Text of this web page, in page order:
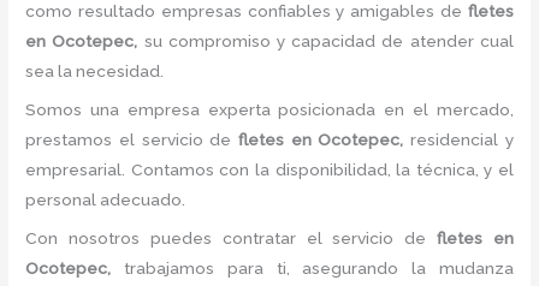
como resultado empresas confiables y amigables de fletes
en Ocotepec, su compromiso y capacidad de atender cual
sea la necesidad.
Somos una empresa experta posicionada en el mercado,
prestamos el servicio de fletes en Ocotepec, residencial y
empresarial. Contamos con la disponibilidad, la técnica, y el
personal adecuado.
Con nosotros puedes contratar el servicio defletes en
Ocotepec, trabajamos para ti, asegurando la mudanza